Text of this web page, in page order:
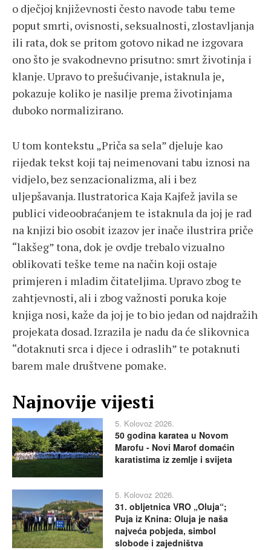
o dječjoj književnosti često navode tabu teme
poput smrti, ovisnosti, seksualnosti, zlostavljanja
ili rata, dok se pritom gotovo nikad ne izgovara
ono što je svakodnevno prisutno: smrt životinja i
klanje. Upravo to prešućivanje, istaknula je,
pokazuje koliko je nasilje prema životinjama
duboko normalizirano.
U tom kontekstu „Priča sa sela” djeluje kao
rijedak tekst koji taj neimenovani tabu iznosi na
vidjelo, bez senzacionalizma, ali i bez
uljepšavanja. Ilustratorica Kaja Kajfež javila se
publici videoobraćanjem te istaknula da joj je rad
na knjizi bio osobit izazov jer inače ilustrira priče
“lakšeg” tona, dok je ovdje trebalo vizualno
oblikovati teške teme na način koji ostaje
primjeren i mladim čitateljima. Upravo zbog te
zahtjevnosti, ali i zbog važnosti poruka koje
knjiga nosi, kaže da joj je to bio jedan od najdražih
projekata dosad. Izrazila je nadu da će slikovnica
“dotaknuti srca i djece i odraslih” te potaknuti
barem male društvene pomake.
Najnovije vijesti
5. Kolovoz 2026.
50 godina karatea u Novom
Marofu - Novi Marof domaćin
karatistima iz zemlje i svijeta
5. Kolovoz 2026.
31. obljetnica VRO „Oluja“;
Puja iz Knina: Oluja je naša
najveća pobjeda, simbol
slobode i zajedništva